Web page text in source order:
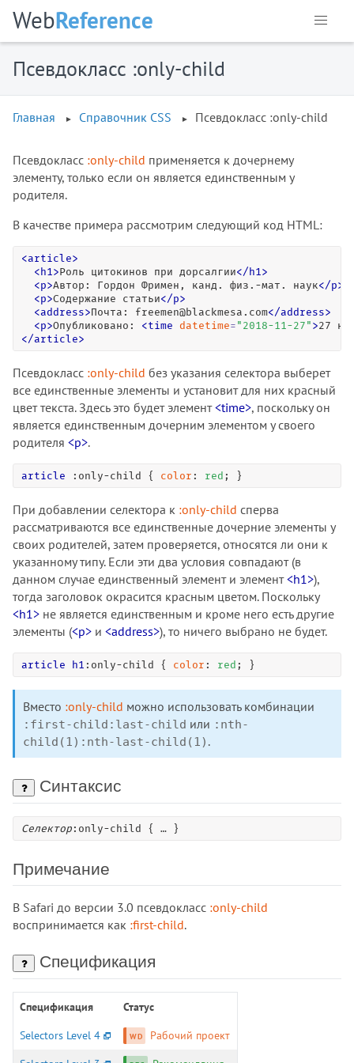
WebReference
Псевдокласс :only-child
Главная Справочник CSS Псевдокласс :only-child
Псевдокласс :only-child применяется к дочернему
элементу, только если он является единственным у
родителя.
В качестве примера рассмотрим следующий код HTML:
<article>
< h1 >Роль цитокинов при дорсалгии</ h1 >
<p>Автор: Гордон Фримен, канд. физ.-мат. наук</p>
<p>Содержание статьи</p>
<address>Почта: freemen@blackmesa.com</address>
<p>Опубликовано: <time datetime= " 2018-11-27 " >27
</article>
Псевдокласс :only-child без указания селектора выберет
все единственные элементы и установит для них красный
цвет текста. Здесь это будет элемент<time>, поскольку он
является единственным дочерним элементом у своего
родителя <p>.
article :only-child { color : red ; }
При добавлении селектора к :only-child сперва
рассматриваются все единственные дочерние элементы у
своих родителей, затем проверяется, относятся ли они к
указанному типу. Если эти два условия совпадают (в
данном случае единственный элемент и элемент<h1>),
тогда заголовок окрасится красным цветом. Поскольку
<h1> не является единственным и кроме него есть другие
элементы (<p> и <address>), то ничего выбрано не будет.
article h1 :only-child { color : red ; }
Вместо :only-child можно использовать комбинации
:first-child:last-child или :nth-
child(1):nth-last-child(1) .
Синтаксис
Селектор :only-child { … }
Примечание
В Safari до версии 3.0 псевдокласс :only-child
воспринимается как :first-child.
Спецификация
Спецификация
Статус
Selectors Level 4
Рабочий проект
Справочник CSS
::after
::backdrop
::before
::first-letter
::first-line
::grammar-error
::marker
:active
:any-link
:autofill
:blank
:buffering
:checked
:dir
:disabled
:empty
:first
:first-of-type